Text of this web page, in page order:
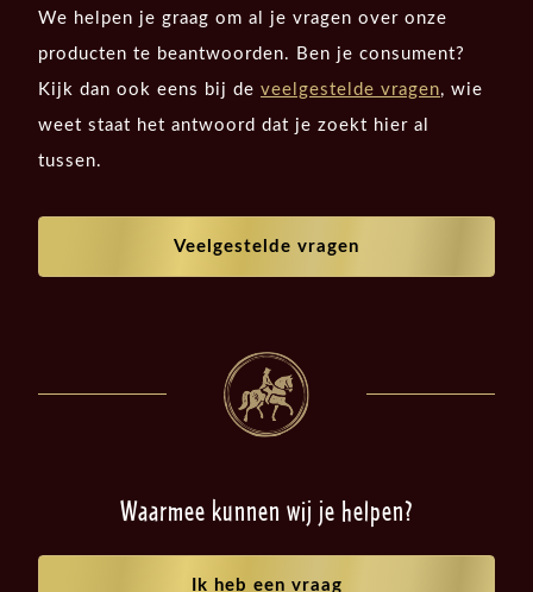
We helpen je graag om al je vragen over onze
producten te beantwoorden. Ben je consument?
Kijk dan ook eens bij de veelgestelde vragen, wie
weet staat het antwoord dat je zoekt hier al
tussen.
Veelgestelde vragen
Waarmee kunnen wij je helpen?
Ik heb een vraag